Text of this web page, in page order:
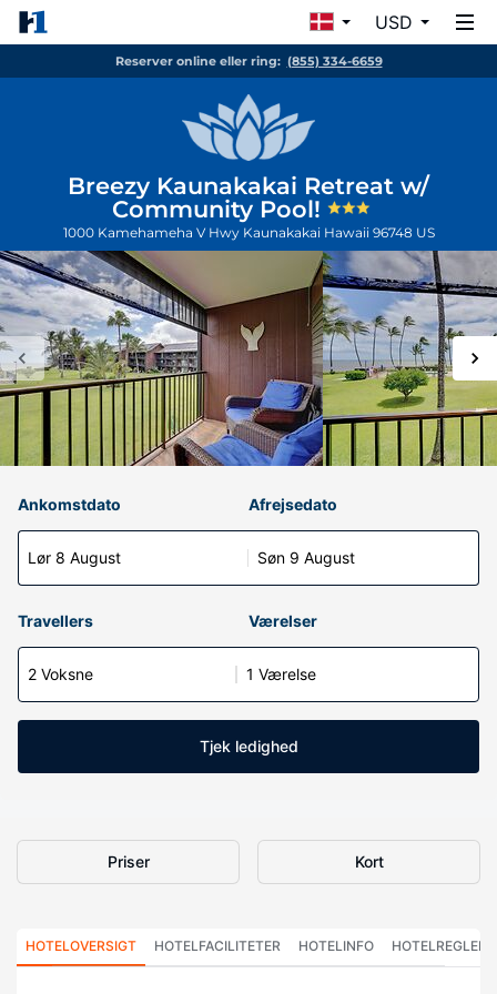
USD
Reserver online eller ring: (855) 334-6659
Breezy Kaunakakai Retreat w/
Community Pool!
1000 Kamehameha V Hwy Kaunakakai Hawaii 96748 US
Ankomstdato
Lør 8 August
Afrejsedato
Søn 9 August
Travellers Værelser
2 Voksne 1 Værelse
Tjek ledighed
Priser Kort
HOTELOVERSIGT HOTELFACILITETER HOTELINFO HOTELREGLER